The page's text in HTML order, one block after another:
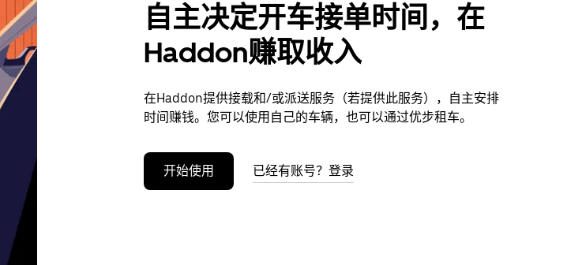
自主决定开车接单时间，在
Haddon赚取收入
在Haddon提供接载和/或派送服务（若提供此服务），自主安排
时间赚钱。您可以使用自己的车辆，也可以通过优步租车。
开始使用 已经有账号？登录